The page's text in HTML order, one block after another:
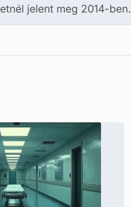
jelent meg 2014-ben.